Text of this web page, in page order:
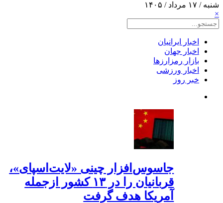
شنبه / ۱۷ مرداد / ۱۴۰۵
×
اخبار ایرانیان
اخبار جهان
بازار رمزارزها
اخبار ورزشی
خبر روز
جاسوس‌افزار چینی «لایت‌اسپای»،
قربانیان را در ۱۳ کشور ازجمله
آمریکا هدف گرفت